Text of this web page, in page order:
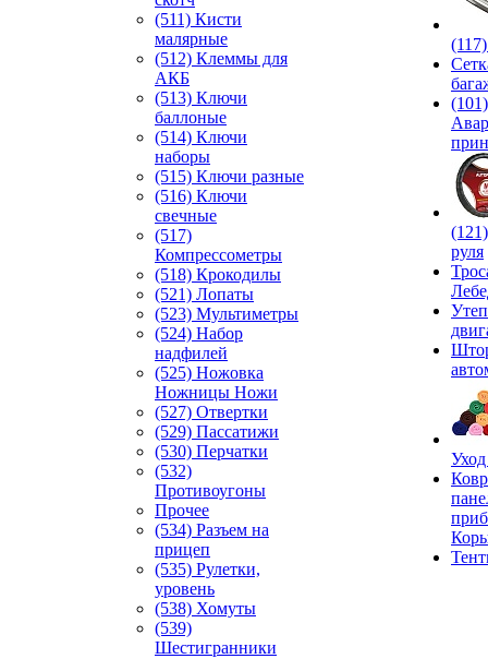
(511) Кисти
малярные
(512) Клеммы для
АКБ
(513) Ключи
баллоные
(514) Ключи
наборы
(515) Ключи разные
(516) Ключи
свечные
(517)
Компрессометры
(518) Крокодилы
(521) Лопаты
(523) Мультиметры
(524) Набор
надфилей
(525) Ножовка
Ножницы Ножи
(527) Отвертки
(529) Пассатижи
(530) Перчатки
(532)
Противоугоны
Прочее
(534) Разъем на
прицеп
(535) Рулетки,
уровень
(538) Хомуты
(539)
Шестигранники
(101)
руля
Уход